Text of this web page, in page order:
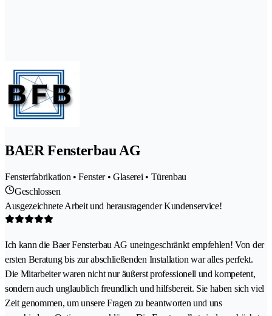
BAER Fensterbau AG
Fensterfabrikation • Fenster • Glaserei • Türenbau
Geschlossen
Ausgezeichnete Arbeit und herausragender Kundenservice!
Ich kann die Baer Fensterbau AG uneingeschränkt empfehlen! Von der
ersten Beratung bis zur abschließenden Installation war alles perfekt.
Die Mitarbeiter waren nicht nur äußerst professionell und kompetent,
sondern auch unglaublich freundlich und hilfsbereit. Sie haben sich viel
Zeit genommen, um unsere Fragen zu beantworten und uns